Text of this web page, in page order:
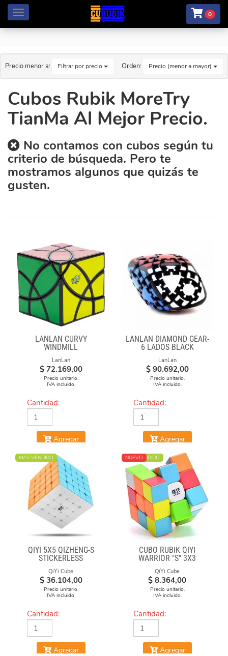
Menú 0
Precio menor a: Filtrar por precio Orden: Precio (menor a mayor)
Cubos Rubik MoreTry
TianMa Al Mejor Precio.
No contamos con cubos según tu
criterio de búsqueda. Pero te
mostramos algunos que quizás te
gusten.
LANLAN CURVY
WINDMILL
LanLan
$ 72.169,00
Precio unitario.
IVA incluido.
Cantidad:
Agregar
LANLAN DIAMOND GEAR-
6 LADOS BLACK
LanLan
$ 90.692,00
Precio unitario.
IVA incluido.
Cantidad:
Agregar
MÁS VENDIDO
QIYI 5X5 QIZHENG-S
STICKERLESS
QiYi Cube
$ 36.104,00
Precio unitario.
IVA incluido.
Cantidad:
Agregar
MÁS VENDIDO
NUEVO
CUBO RUBIK QIYI
WARRIOR "S" 3X3
STICKERLESS
QiYi Cube
$ 8.364,00
Precio unitario.
IVA incluido.
Cantidad:
Agregar